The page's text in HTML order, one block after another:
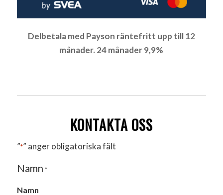
Delbetala med Payson räntefritt upp till 12
månader. 24 månader 9,9%
KONTAKTA OSS
”*” anger obligatoriska fält
Namn *
Namn